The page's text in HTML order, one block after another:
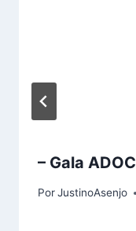
– Gala ADOC
PorJustinoAsenjo